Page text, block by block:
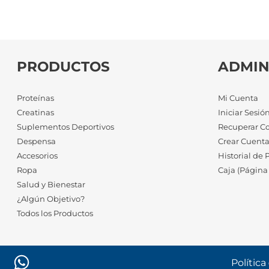
PRODUCTOS
Proteínas
Creatinas
Suplementos Deportivos
Despensa
Accesorios
Ropa
Salud y Bienestar
¿Algún Objetivo?
Todos los Productos
Mi Cuenta
Iniciar Sesión
Recuperar
Crear Cuenta
Historial de
Caja
Política